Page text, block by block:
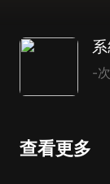
-
查看更多